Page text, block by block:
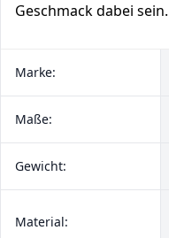
Geschmack dabei sein.
Marke:
Maße:
Gewicht:
Material: